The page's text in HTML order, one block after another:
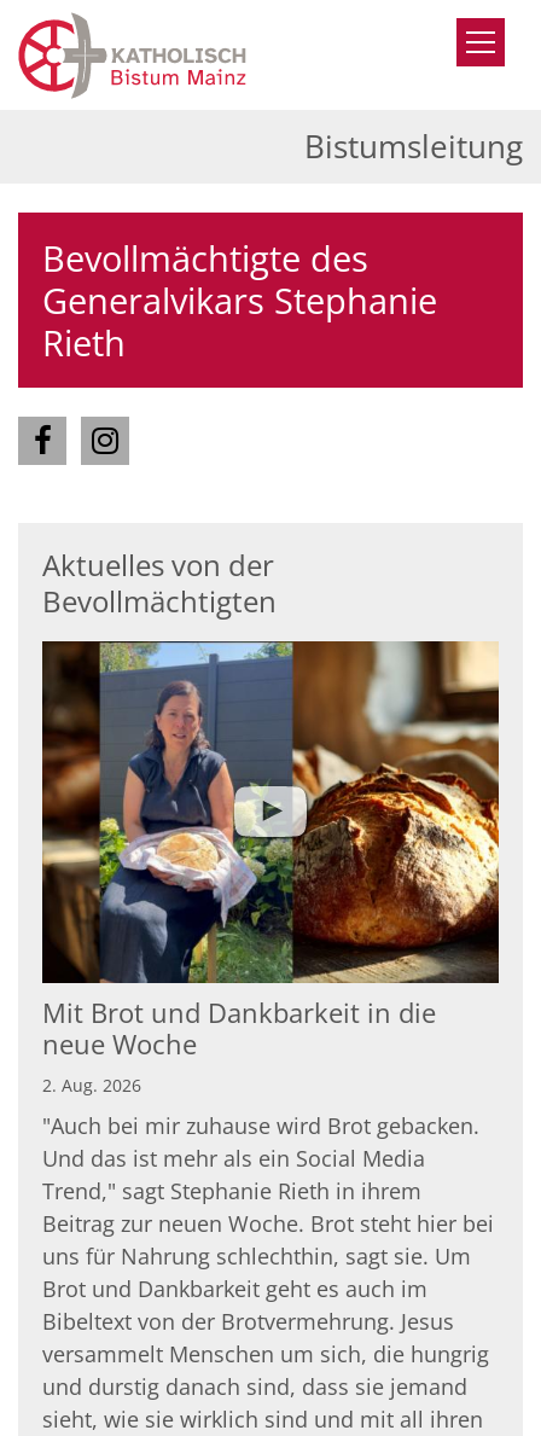
Zum Inhalt springen
Bistumsleitung
Bevollmächtigte des
Generalvikars Stephanie
Rieth
Aktuelles von der
Bevollmächtigten
Mit Brot und Dankbarkeit in die
neue Woche
2. Aug. 2026
"Auch bei mir zuhause wird Brot gebacken.
Und das ist mehr als ein Social Media
Trend," sagt Stephanie Rieth in ihrem
Beitrag zur neuen Woche. Brot steht hier bei
uns für Nahrung schlechthin, sagt sie. Um
Brot und Dankbarkeit geht es auch im
Bibeltext von der Brotvermehrung. Jesus
versammelt Menschen um sich, die hungrig
und durstig danach sind, dass sie jemand
sieht, wie sie wirklich sind und mit all ihren